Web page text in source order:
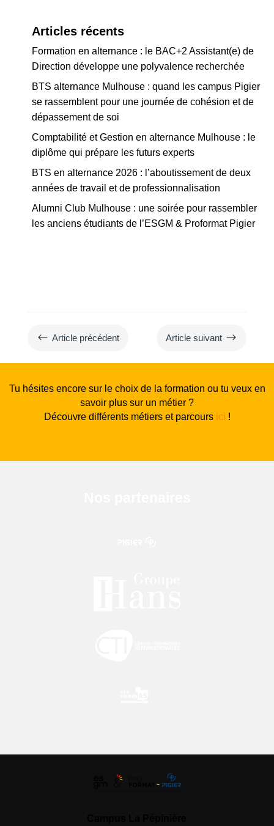
Articles récents
Formation en alternance : le BAC+2 Assistant(e) de
Direction développe une polyvalence recherchée
BTS alternance Mulhouse : quand les campus Pigier
se rassemblent pour une journée de cohésion et de
dépassement de soi
Comptabilité et Gestion en alternance Mulhouse : le
diplôme qui prépare les futurs experts
BTS en alternance 2026 : l’aboutissement de deux
années de travail et de professionnalisation
Alumni Club Mulhouse : une soirée pour rassembler
les anciens étudiants de l’ESGM & Proformat Pigier
# Article précédent Article suivant $
Tu hésites encore sur le choix de la formation ou tu veux en
savoir plus sur un métier ?
Découvre différents métiers et parcours ici !